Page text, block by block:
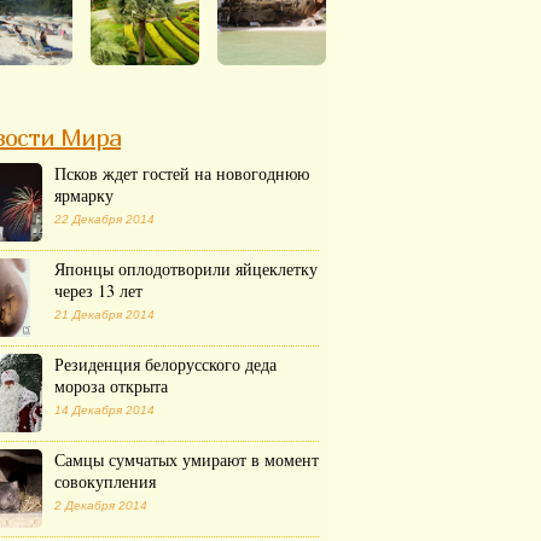
Мира
Псков ждет гостей на новогоднюю
ярмарку
22 Декабря 2014
Японцы оплодотворили яйцеклетку
через 13 лет
21 Декабря 2014
Резиденция белорусского деда
мороза открыта
14 Декабря 2014
Самцы сумчатых умирают в момент
совокупления
2 Декабря 2014